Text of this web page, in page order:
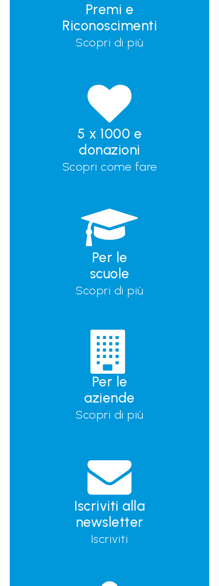
Premi e
Riconoscimenti
Scopri di più
5 x 1000 e
donazioni
Scopri come fare
Per le
scuole
Scopri di più
Per le
aziende
Scopri di più
Iscriviti alla
newsletter
Iscriviti